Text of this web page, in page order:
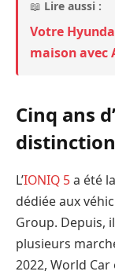
📖 Lire aussi :
Votre
maison avec
Cinq ans
L’IONIQ 5a été
dédiée aux
Group. Depuis,
plusieurs
2022, World